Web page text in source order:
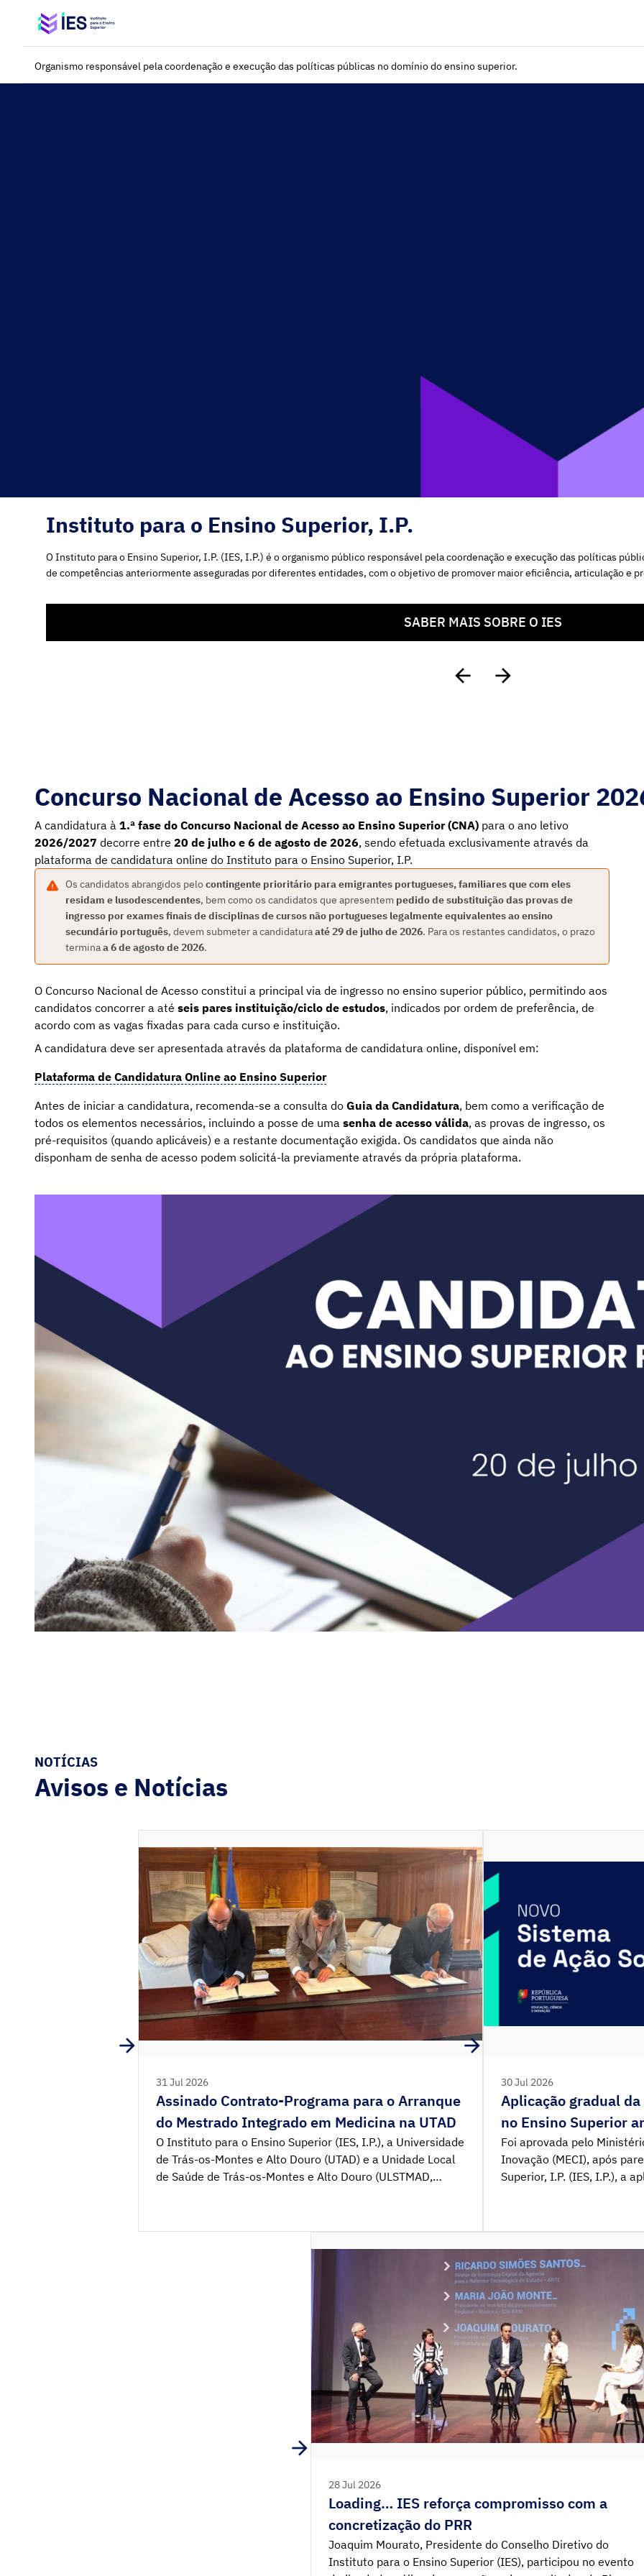
Saltar para o conteúdo principal
Organismo responsável pela coordenação e execução das políticas públicas no domínio do ensino superior.
Instituto para o Ensino Superior, I.P.
O Instituto para o Ensino Superior, I.P. (IES, I.P.) é o organismo público responsável pela coordenação e execução das políticas
de competências anteriormente asseguradas por diferentes entidades, com o objetivo de promover maior eficiência, articulação e
SABER MAIS SOBRE O IES
Concurso Nacional de Acesso ao Ensino Superior
A candidatura à 1.ª fase do Concurso Nacional de Acesso ao Ensino Superior (CNA) para o ano letivo
2026/2027 decorre entre 20 de julho e 6 de agosto de 2026, sendo efetuada exclusivamente através da
plataforma de candidatura online do Instituto para o Ensino Superior, I.P.
Os candidatos abrangidos pelocontingente prioritário para emigrantes portugueses, familiares que com eles
residam e lusodescendentes, bem como os candidatos que apresentem pedido de substituição das provas de
ingresso por exames finais de disciplinas de cursos não portugueses legalmente equivalentes ao ensino
secundário português, devem submeter a candidaturaaté 29 de julho de 2026. Para os restantes candidatos, o prazo
terminaa 6 de agosto de 2026.
O Concurso Nacional de Acesso constitui a principal via de ingresso no ensino superior público, permitindo aos
candidatos concorrer a até seis pares instituição/ciclo de estudos, indicados por ordem de preferência, de
acordo com as vagas fixadas para cada curso e instituição.
A candidatura deve ser apresentada através da plataforma de candidatura online, disponível em:
Plataforma de Candidatura Online ao Ensino Superior
Antes de iniciar a candidatura, recomenda-se a consulta do Guia da Candidatura, bem como a verificação de
todos os elementos necessários, incluindo a posse de uma senha de acesso válida, as provas de ingresso, os
pré-requisitos (quando aplicáveis) e a restante documentação exigida. Os candidatos que ainda não
disponham de senha de acesso podem solicitá-la previamente através da própria plataforma.
NOTÍCIAS
Avisos e Notícias
31 Jul 2026
Assinado Contrato-Programa para o Arranque
do Mestrado Integrado em Medicina na UTAD
O Instituto para o Ensino Superior (IES, I.P.), a Universidade
de Trás-os-Montes e Alto Douro (UTAD) e a Unidade Local
de Saúde de Trás-os-Montes e Alto Douro (ULSTMAD,
Mestrado Integrado em Medicina. O acordo foi homologado
pelo Ministro da Educação, […]
30 Jul 2026
Aplicação gradual
no Ensino Superior
Foi aprovada pelo
Inovação (MECI), após
Superior, I.P. (IES, I.P.), a
implementação integral
faseamento decorre […]
28 Jul 2026
Loading… IES reforça compromisso com a
concretização do PRR
Joaquim Mourato, Presidente do Conselho Diretivo do
Instituto para o Ensino Superior (IES), participou no evento